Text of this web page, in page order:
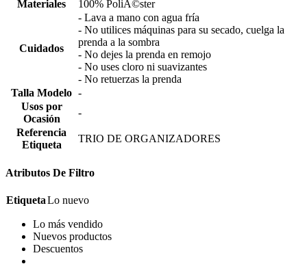
Materiales 100% PoliÃ©ster
Cuidados
- Lava a mano con agua fría
- No utilices máquinas para su secado, cuelga la
prenda a la sombra
- No dejes la prenda en remojo
- No uses cloro ni suavizantes
- No retuerzas la prenda
Talla Modelo -
Usos por
Ocasión
-
Referencia
Etiqueta
TRIO DE ORGANIZADORES
Atributos De Filtro
EtiquetaLo nuevo
Lo más vendido
Nuevos productos
Descuentos